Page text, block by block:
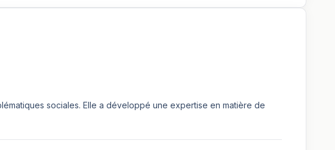
sociales. Elle a développé une expertise en matière de